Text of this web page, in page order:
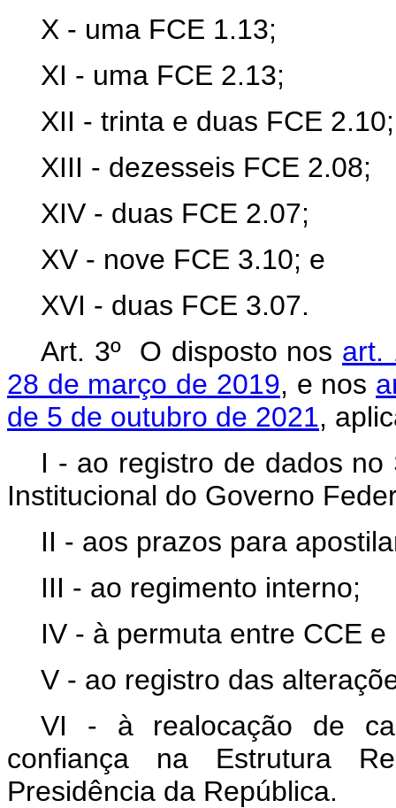
X - uma FCE 1.13;
XI - uma FCE 2.13;
XII - trinta e duas FCE 2.10;
XIII - dezesseis FCE 2.08;
XIV - duas FCE 2.07;
XV - nove FCE 3.10; e
XVI - duas FCE 3.07.
Art. 3º O disposto nos art.
28 de março de 2019, e nos
de 5 de outubro de 2021,
I - ao registro de dados
Institucional do Governo
II - aos prazos para
III - ao regimento interno;
IV - à permuta entre CCE e
V - ao registro das
VI - à realocação de
confiança na Estrutura
Presidência da República.